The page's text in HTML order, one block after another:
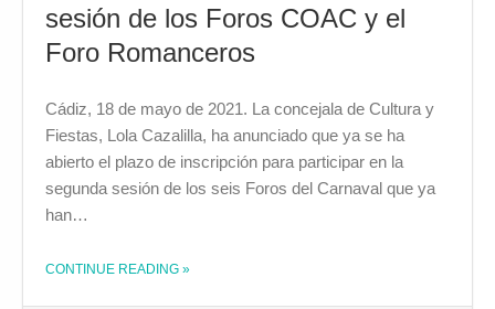
sesión de los Foros COAC y el
Foro Romanceros
Cádiz, 18 de mayo de 2021. La concejala de Cultura y
Fiestas, Lola Cazalilla, ha anunciado que ya se ha
abierto el plazo de inscripción para participar en la
segunda sesión de los seis Foros del Carnaval que ya
han…
CONTINUE READING THE "ABIERTO EL PLAZO DE INSCRIPCIÓN PARA PARTICIPAR EN LA SEGUNDA SESIÓN DE LOS FOROS COAC Y EL FORO ROMANCEROS"
»